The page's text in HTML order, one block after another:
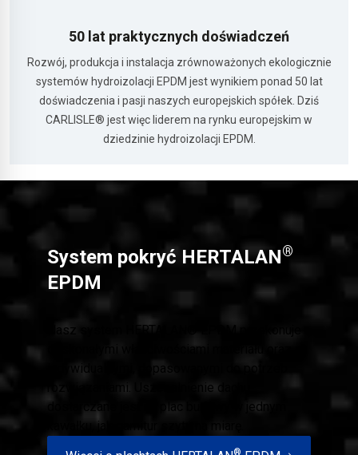
50 lat praktycznych doświadczeń
Rozwój, produkcja i instalacja zrównoważonych ekologicznie
systemów hydroizolacji EPDM jest wynikiem ponad 50 lat
doświadczenia i pasji naszych europejskich spółek. Dziś
CARLISLE® jest więc liderem na rynku europejskim w
dziedzinie hydroizolacji EPDM.
System pokryć HERTALAN®
EPDM
Nasz system HERTALAN® EPDM przekonuje
doskonałymi właściwościami materiału oraz
rozwiązaniami. Uszczelnienie dachu
dostarczane jest na plac budowy w jednym
kawałku, jak garnitur szyty na miarę.
®